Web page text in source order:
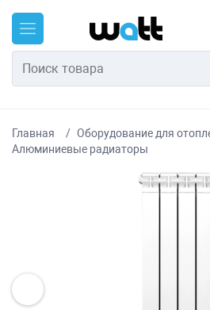
Главная Оборудование для
Алюминиевые радиаторы